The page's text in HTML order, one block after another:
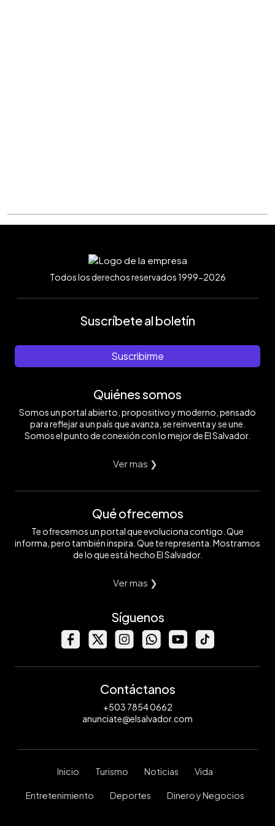
Todos los derechos reservados 1999-2026
Suscríbete al boletín
Suscribirme
Quiénes somos
Somos un portal abierto, propositivo y moderno, pensado
para reflejar a un país que avanza, se reinventa y se une.
Somos el punto de conexión con lo mejor de El Salvador.
Ver mas ❯
Qué ofrecemos
Te ofrecemos un portal que evoluciona contigo. Que
informa, pero también inspira. Que te representa. Mostramos
de lo que está hecho El Salvador.
Ver mas ❯
Síguenos
Contáctanos
+503 7854 0662
anunciate@elsalvador.com
Inicio Turismo Noticias Vida
Entretenimiento Deportes Dinero y Negocios